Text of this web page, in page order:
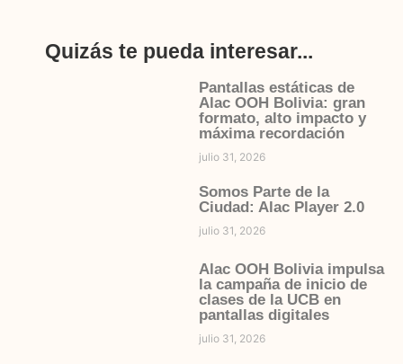
Quizás te pueda interesar...
Pantallas estáticas de
Alac OOH Bolivia: gran
formato, alto impacto y
máxima recordación
julio 31, 2026
Somos Parte de la
Ciudad: Alac Player 2.0
julio 31, 2026
Alac OOH Bolivia impulsa
la campaña de inicio de
clases de la UCB en
pantallas digitales
julio 31, 2026